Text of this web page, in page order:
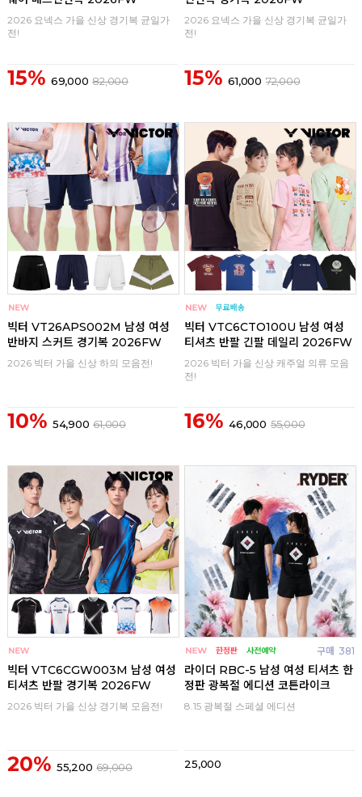
2026 요넥스 가을 신상 경기복 균일가
전!
15% 69,000 82,000
2026 요넥스 가을 신상 경기복 균일가
전!
15% 61,000 72,000
빅터 VT26APS002M 남성 여성
반바지 스커트 경기복 2026FW
2026 빅터 가을 신상 하의 모음전!
10% 54,900 61,000
빅터 VTC6CTO100U 남성 여성
티셔츠 반팔 긴팔 데일리 2026FW
2026 빅터 가을 신상 캐주얼 의류 모음
전!
16% 46,000 55,000
빅터 VTC6CGW003M 남성 여성
티셔츠 반팔 경기복 2026FW
2026 빅터 가을 신상 경기복 모음전!
20% 55,200 69,000
구매 381
라이더 RBC-5 남성 여성 티셔츠 한
정판 광복절 에디션 코튼라이크
8.15 광복절 스페셜 에디션
25,000